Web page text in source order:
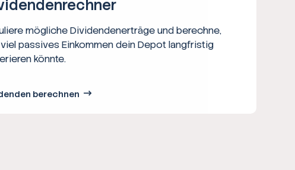
mögliche Dividendenerträge und berechne,
passives Einkommen dein Depot langfristig
könnte.
berechnen